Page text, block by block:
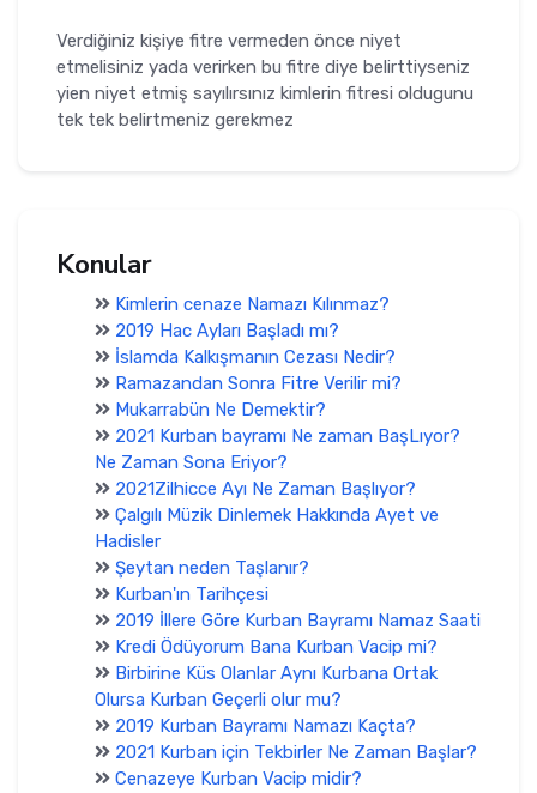
Verdiğiniz kişiye fitre vermeden önce niyet
etmelisiniz yada verirken bu fitre diye belirttiyseniz
yien niyet etmiş sayılırsınız kimlerin fitresi oldugunu
tek tek belirtmeniz gerekmez
Konular
Kimlerin cenaze Namazı Kılınmaz?
2019 Hac Ayları Başladı mı?
İslamda Kalkışmanın Cezası Nedir?
Ramazandan Sonra Fitre Verilir mi?
Mukarrabün Ne Demektir?
2021 Kurban bayramı Ne zaman BaşLıyor?
Ne Zaman Sona Eriyor?
2021Zilhicce Ayı Ne Zaman Başlıyor?
Çalgılı Müzik Dinlemek Hakkında Ayet ve
Hadisler
Şeytan neden Taşlanır?
Kurban'ın Tarihçesi
2019 İllere Göre Kurban Bayramı Namaz Saati
Kredi Ödüyorum Bana Kurban Vacip mi?
Birbirine Küs Olanlar Aynı Kurbana Ortak
Olursa Kurban Geçerli olur mu?
2019 Kurban Bayramı Namazı Kaçta?
2021 Kurban için Tekbirler Ne Zaman Başlar?
Cenazeye Kurban Vacip midir?